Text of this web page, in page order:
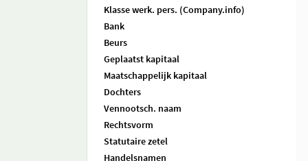
Klasse werk. pers. (Company.info)
Bank
Beurs
Geplaatst kapitaal
Maatschappelijk kapitaal
Dochters
Vennootsch. naam
Rechtsvorm
Statutaire zetel
Handelsnamen